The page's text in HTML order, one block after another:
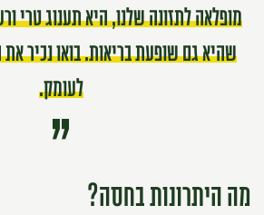
מופלאה לתזונה שלנו, היא תענוג טרי
שהיא גם שופעת בריאות. בואו נכיר
לעומק.
מה היתרונות בחסה?